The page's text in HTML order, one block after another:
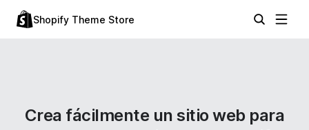
Shopify Theme Store
Crea fácilmente un sitio web para